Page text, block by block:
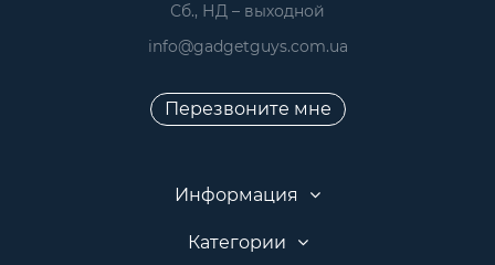
Сб., НД – выходной
info@gadgetguys.com.ua
Перезвоните мне
Информация
Категории